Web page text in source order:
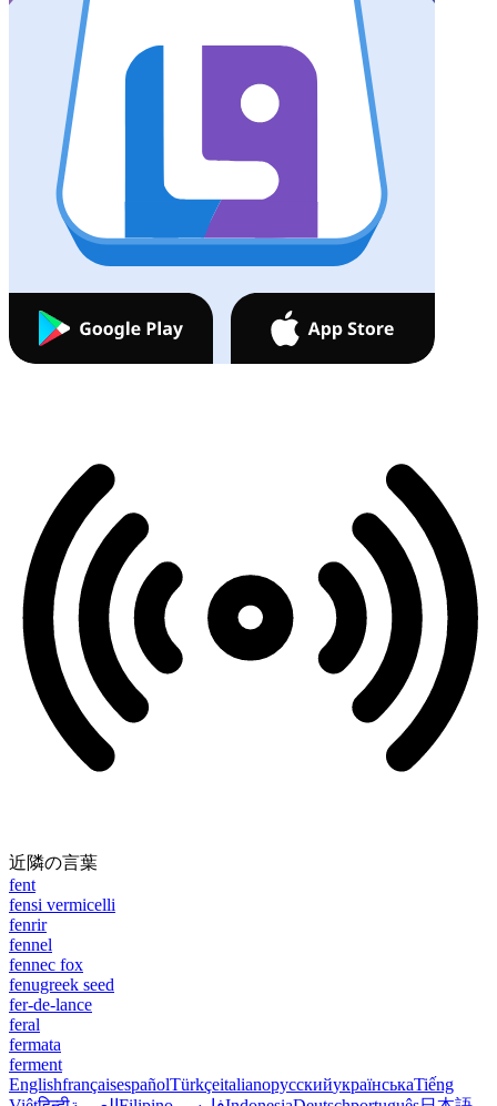
近隣の言葉
fent
fensi vermicelli
fenrir
fennel
fennec fox
fenugreek seed
fer-de-lance
feral
fermata
ferment
EnglishfrançaisespañolTürkçeitalianoрусскийукраїнськаTiếng